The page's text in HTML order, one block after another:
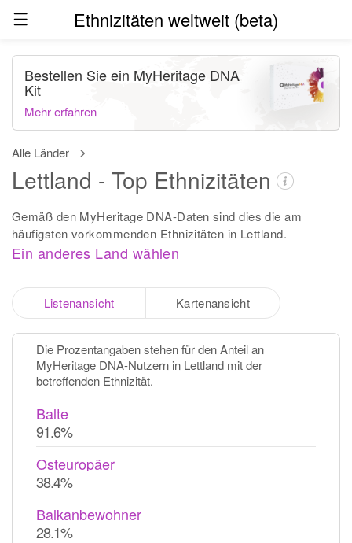
Ethnizitäten weltweit (beta)
Alle Länder
Lettland - Top Ethnizitäten
Gemäß den MyHeritage DNA-Daten sind dies die am
häufigsten vorkommenden Ethnizitäten in Lettland.
Ein anderes Land wählen
Bestellen Sie ein MyHeritage DNA
Kit
Mehr erfahren
Listenansicht Kartenansicht
Die Prozentangaben stehen für den Anteil an
MyHeritage DNA-Nutzern in Lettland mit der
betreffenden Ethnizität.
Balte
91.6%
Osteuropäer
38.4%
Balkanbewohner
28.1%